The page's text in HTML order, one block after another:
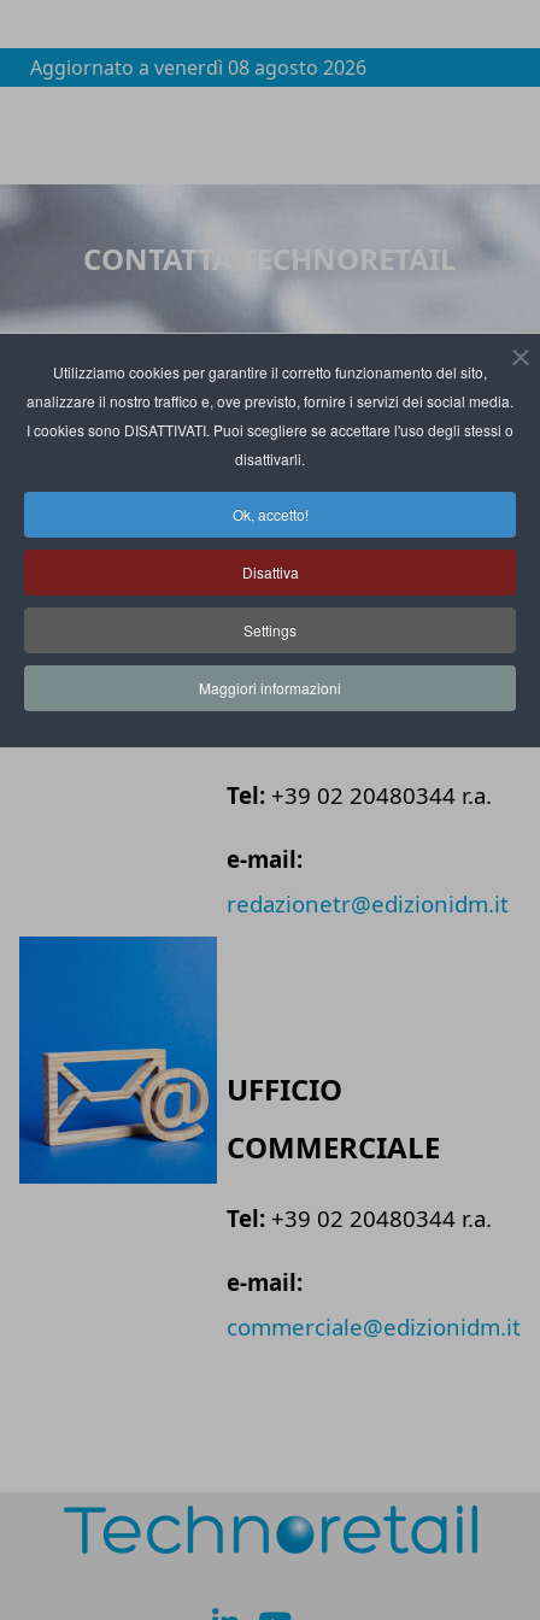
Utilizziamo cookies per garantire il corretto funzionamento del sito,
analizzare il nostro traffico e, ove previsto, fornire i servizi dei social media.
I cookies sono DISATTIVATI. Puoi scegliere se accettare l'uso degli stessi o
disattivarli.
Ok, accetto!
Disattiva
Settings
Maggiori informazioni
Aggiornato a venerdì 08 agosto 2026
CONTATTA TECHNORETAIL
Grazie per avere visitato il sito ditechnoretail.it, il
primo e unico quotidiano online dedicato ai temi
vostre impressioni e i vostri suggerimenti sono
importanti per noi. Se avete necessità di parlare con la
redazione scrivete una mail e sarete ricontattati.
REDAZIONE
Tel: +39 02 20480344 r.a.
e-mail:
redazionetr@edizionidm.it
UFFICIO
COMMERCIALE
Tel: +39 02 20480344 r.a.
e-mail:
commerciale@edizionidm.it